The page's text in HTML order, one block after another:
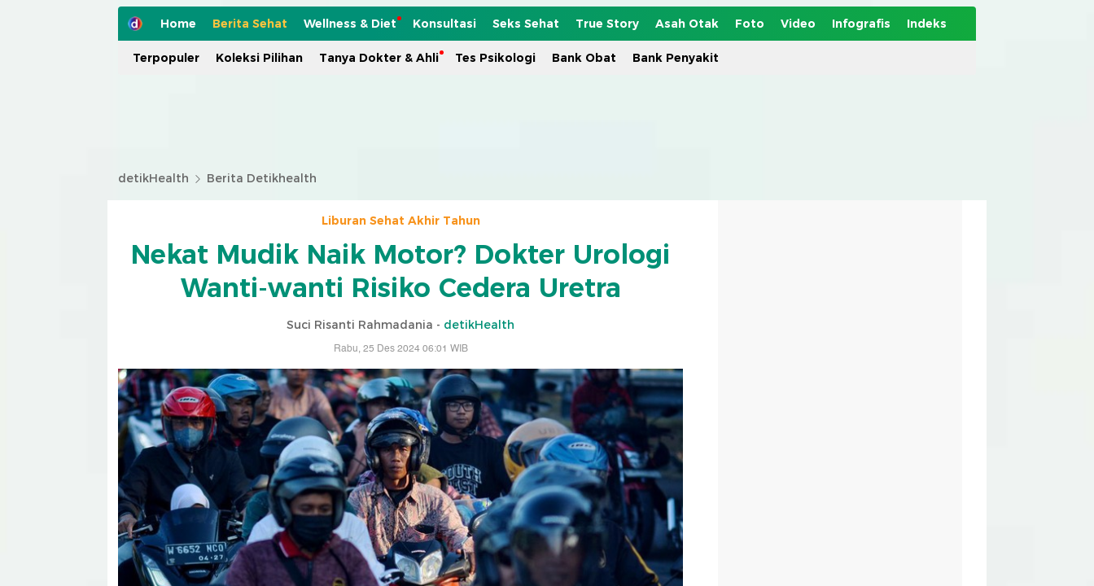
Home Berita Sehat Wellness & Diet Konsultasi Seks Sehat True Story Asah Otak Foto Video Infografis Indeks
Terpopuler Koleksi Pilihan Tanya Dokter & Ahli Tes Psikologi Bank Obat Bank Penyakit
detikHealth Berita Detikhealth
Liburan Sehat Akhir Tahun
Nekat Mudik Naik Motor? Dokter Urologi
Wanti-wanti Risiko Cedera Uretra
Suci Risanti Rahmadania - detikHealth
Rabu, 25 Des 2024 06:01 WIB